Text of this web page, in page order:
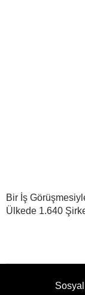
Bir İş
Ülkede 1.640
Sosyal